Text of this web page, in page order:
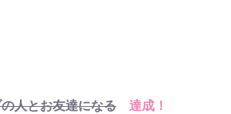
人とお友達になる 達成！